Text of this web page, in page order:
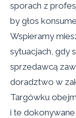
sporach z
by głos
Wspieramy
sytuacjach, gdy
sprzedawcą
doradztwo w
Targówku
i te